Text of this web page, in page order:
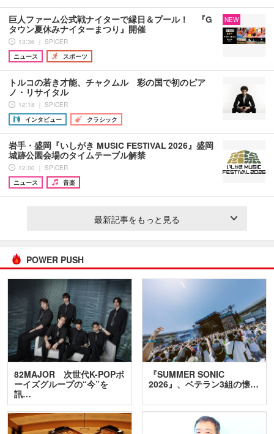
巨人ファーム公式戦ナイターで縁日＆プール！ 『G
タウン夏休みナイターまつり』開催
13:36 ｜ SPICER
ニュース
スポーツ
NEW
トルコの若き才能、チャクムル 彩の国で初のピア
ノ・リサイタル
12:18 ｜ SPICER
インタビュー
クラシック
岩手・盛岡『いしがき MUSIC FESTIVAL 2026』盛岡
城跡公園会場のタイムテーブル解禁
12:00 ｜ SPICER
ニュース
音楽
最新記事をもっと見る
POWER PUSH
82MAJOR 次世代K-POPボ
ーイズグループの“今”を
訊…
『SUMMER SONIC
2026』、ベテラン3組の懐…